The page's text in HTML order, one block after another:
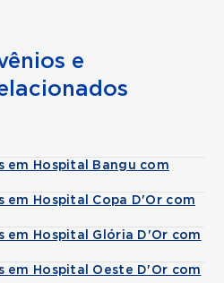
e
Hospital Bangu com
Hospital Copa D'Or com
Hospital Glória D'Or com
Hospital Oeste D'Or com